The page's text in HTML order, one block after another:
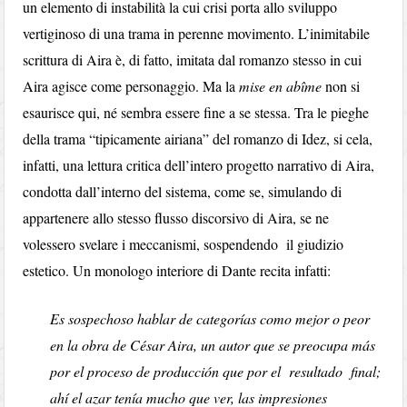
un elemento di instabilità la cui crisi porta allo sviluppo
vertiginoso di una trama in perenne movimento. L’inimitabile
scrittura di Aira è, di fatto, imitata dal romanzo stesso in cui
Aira agisce come personaggio. Ma lamise en abîmenon si
esaurisce qui, né sembra essere fine a se stessa. Tra le pieghe
della trama “tipicamente airiana” del romanzo di Idez, si cela,
infatti, una lettura critica dell’intero progetto narrativo di Aira,
condotta dall’interno del sistema, come se, simulando di
appartenere allo stesso flusso discorsivo di Aira, se ne
volessero svelare i meccanismi, sospendendo il giudizio
estetico. Un monologo interiore di Dante recita infatti:
Es sospechoso hablar de categorías como mejor o peor
en la obra de César Aira, un autor que se preocupa más
por el proceso de producción que por el resultado final;
ahí el azar tenía mucho que ver, las impresiones